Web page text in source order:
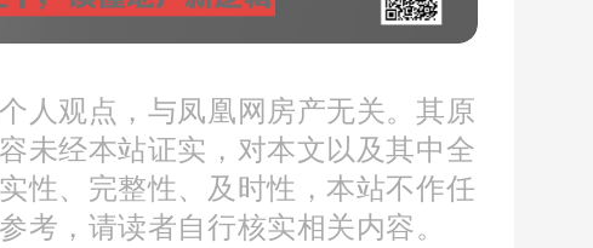
5点共开行18个班次，
对乘客进行引导、问
流还安排了机动运力
止游客滞留。王勇华
人观点，与凤凰网房产无关。其原
未经本站证实，对本文以及其中全
性、完整性、及时性，本站不作任
考，请读者自行核实相关内容。